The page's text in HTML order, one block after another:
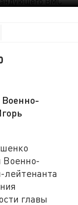
Военно-
лейтенанта
главы